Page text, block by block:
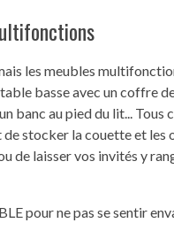
les meubles
basse avec un coffre
banc au pied du lit... Tous
stocker la couette et les
de laisser vos invités y
pour ne pas se sentir